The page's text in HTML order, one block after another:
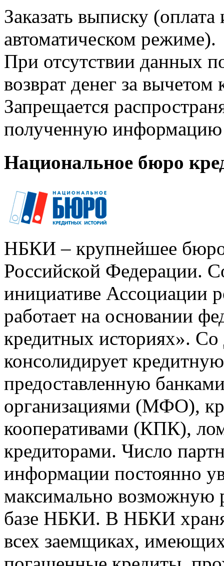
Заказать выписку
автоматическом режиме).
При отсутствии данных
возврат денег за
Запрещается
полученную информацию
Национальное бюро
НБКИ – крупнейшее
Российской Федерации.
инициативе Ассоциации
работает на основании
кредитных историях».
консолидирует
предоставленную
организациями (МФО),
кооперативами (КПК),
кредиторами. Число
информации постоянно
максимально возможную
базе НБКИ. В НБКИ
всех заемщиках,